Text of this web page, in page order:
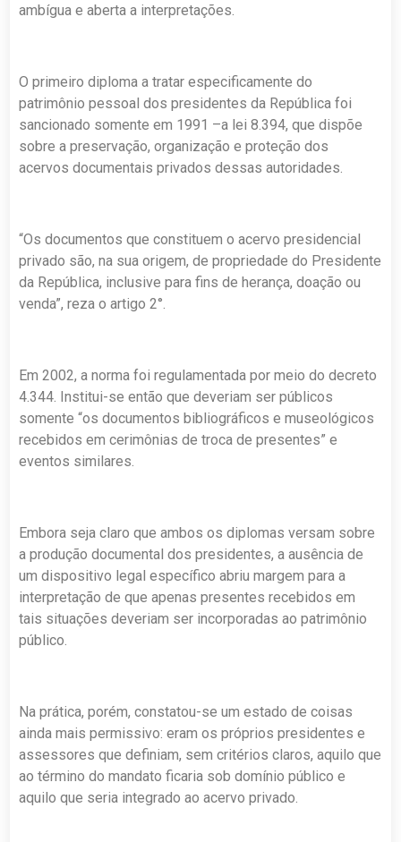
ambígua e aberta a interpretações.
O primeiro diploma a tratar especificamente do
patrimônio pessoal dos presidentes da República foi
sancionado somente em 1991 –a lei 8.394, que dispõe
sobre a preservação, organização e proteção dos
acervos documentais privados dessas autoridades.
“Os documentos que constituem o acervo presidencial
privado são, na sua origem, de propriedade do Presidente
da República, inclusive para fins de herança, doação ou
venda”, reza o artigo 2°.
Em 2002, a norma foi regulamentada por meio do decreto
4.344. Institui-se então que deveriam ser públicos
somente “os documentos bibliográficos e museológicos
recebidos em cerimônias de troca de presentes” e
eventos similares.
Embora seja claro que ambos os diplomas versam sobre
a produção documental dos presidentes, a ausência de
um dispositivo legal específico abriu margem para a
interpretação de que apenas presentes recebidos em
tais situações deveriam ser incorporadas ao patrimônio
público.
Na prática, porém, constatou-se um estado de coisas
ainda mais permissivo: eram os próprios presidentes e
assessores que definiam, sem critérios claros, aquilo que
ao término do mandato ficaria sob domínio público e
aquilo que seria integrado ao acervo privado.